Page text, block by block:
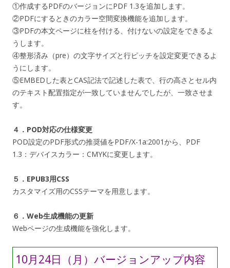
①作成するPDFのバージョンにPDF 1.3を追加します。
②PDFにするときのカラー空間変換機能を追加します。
③PDFの本文ページに柱を付ける、付けないの設定をできるよ
うします。
④整形済み（pre）の文字サイズと行ピッチを設定変更できるよ
うにします。
⑤EMBEDした表とCAS記法で記述した表で、行の高さとセル内
のテキスト配置指定が一致していませんでしたが、一致させま
す。
４．POD対応の仕様変更
POD設定のPDF形式の推奨値をPDF/X-1a:2001から、PDF
1.3：デバイスカラー：CMYKに変更します。
５．EPUB3用CSS
カスタマイズ用のCSSテーマを用意します。
６．Web生成機能の更新
Webページの生成機能を強化します。
10月24日（月）バージョンアップ内容